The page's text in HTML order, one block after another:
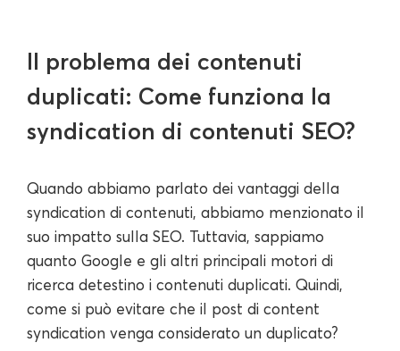
Il problema dei contenuti
duplicati: Come funziona la
syndication di contenuti SEO?
Quando abbiamo parlato dei vantaggi della
syndication di contenuti, abbiamo menzionato il
suo impatto sulla SEO. Tuttavia, sappiamo
quanto Google e gli altri principali motori di
ricerca detestino i contenuti duplicati. Quindi,
come si può evitare che il post di content
syndication venga considerato un duplicato?